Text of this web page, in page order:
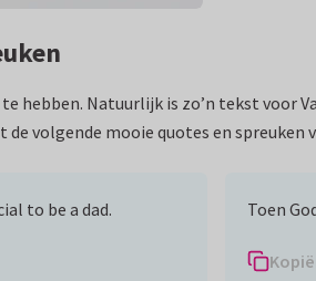
hebben. Natuurlijk is zo’n tekst voor
volgende mooie quotes en spreuken
to be a dad. Toen